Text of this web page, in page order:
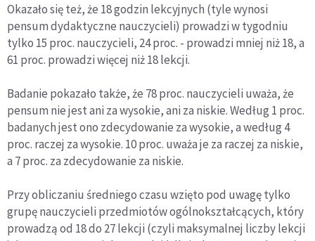
Okazało się też, że 18 godzin lekcyjnych (tyle wynosi
pensum dydaktyczne nauczycieli) prowadzi w tygodniu
tylko 15 proc. nauczycieli, 24 proc. - prowadzi mniej niż 18, a
61 proc. prowadzi więcej niż 18 lekcji.
Badanie pokazało także, że 78 proc. nauczycieli uważa, że
pensum nie jest ani za wysokie, ani za niskie. Według 1 proc.
badanych jest ono zdecydowanie za wysokie, a według 4
proc. raczej za wysokie. 10 proc. uważa je za raczej za niskie,
a 7 proc. za zdecydowanie za niskie.
Przy obliczaniu średniego czasu wzięto pod uwagę tylko
grupę nauczycieli przedmiotów ogólnokształcących, który
prowadzą od 18 do 27 lekcji (czyli maksymalnej liczby lekcji